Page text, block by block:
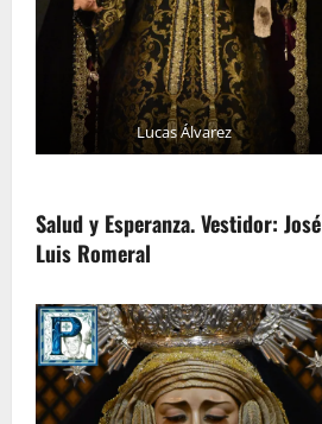
Lucas Álvarez
Salud y Esperanza. Vestidor: José
Luis Romeral